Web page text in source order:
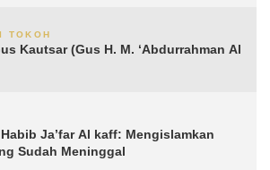
TOKOH
Kautsar (Gus H. M. ‘Abdurrahman Al
Ja’far Al kaff: Mengislamkan
Sudah Meninggal